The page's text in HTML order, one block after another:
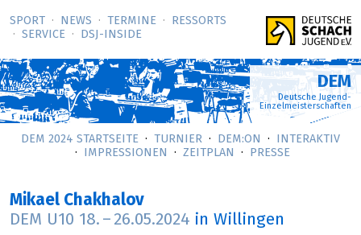
SPORT NEWS TERMINE
RESSORTS
SERVICE
DSJ-­INSIDE
DEM
Deutsche Jugend-
Einzelmeisterschaften
DEM 2024 STARTSEITE TURNIER DEM:ON
INTERAKTIV
IMPRESSIONEN
ZEITPLAN PRESSE
Mikael Chakhalov
DEM U10 18. – 26.05.2024 in Willingen